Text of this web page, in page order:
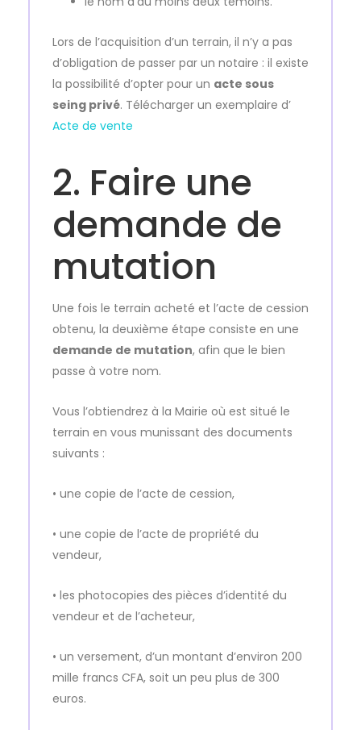
Lors de l’acquisition d’un terrain, il n’y a pas
d’obligation de passer par un notaire : il existe
la possibilité d’opter pour un acte sous
seing privé. Télécharger un exemplaire d’
Acte de vente
2. Faire une
demande de
mutation
Une fois le terrain acheté et l’acte de cession
obtenu, la deuxième étape consiste en une
demande de mutation, afin que le bien
passe à votre nom.
Vous l’obtiendrez à la Mairie où est situé le
terrain en vous munissant des documents
suivants :
• une copie de l’acte de cession,
• une copie de l’acte de propriété du
vendeur,
• les photocopies des pièces d’identité du
vendeur et de l’acheteur,
• un versement, d’un montant d’environ 200
mille francs CFA, soit un peu plus de 300
euros.